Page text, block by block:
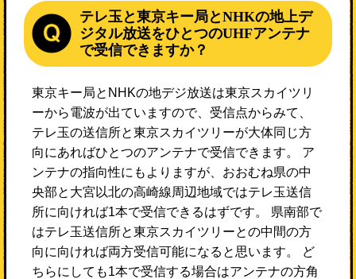
テレ玉と東京キー局とNHKの地上デ
ジタル放送をひとつのUHFアンテナ
で受信できますか？
東京キー局とNHKの地デジ放送は東京スカイツリ
ーから電波が出ていますので、受信点からみて、
テレ玉の送信所と東京スカイツリーが大体同じ方
向にあればひとつのアンテナで受信できます。 ア
ンテナの指向性にもよりますが、おおむね県の中
央部と大宮以北の高崎線周辺地域ではテレ玉送信
所に向ければ1本で受信できるはずです。 県南部で
はテレ玉送信所と東京スカイツリーとの中間の方
向に向ければ両方受信可能になると思います。 ど
ちらにしても1本で受信する場合はアンテナの方角